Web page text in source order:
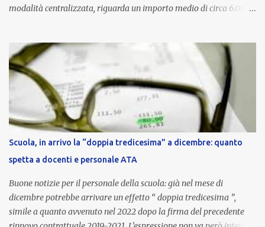
modalità centralizzata, riguarda un importo medio di circa 6.000
ordinaria di ottobre . Cos’è la retribuzione di risultato La
retribuzione di risultato rappresenta la parte variabile dello
stipendio dei dirigenti scolastici. Viene corrisposta per valorizzare
la qualità dell’attività svolta, la gestione delle risorse e il
raggiungimento degli obiettivi fissati dal Ministero dell’Istruzione
e del Merito (MIM) . Per l’anno scolastico 2023/2024, il MIM ha
completato la procedura di valutazione e trasmesso i dati a NoiPA,
che ha poi disposto la liquidazione automatica in busta paga . Gli
importi e le trattenute L’importo medio lordo riconosciuto è di 6....
Scuola, in arrivo la “doppia tredicesima” a dicembre: quanto
spetta a docenti e personale ATA
Buone notizie per il personale della scuola: già nel mese di
dicembre potrebbe arrivare un effetto “ doppia tredicesima ”,
simile a quanto avvenuto nel 2022 dopo la firma del precedente